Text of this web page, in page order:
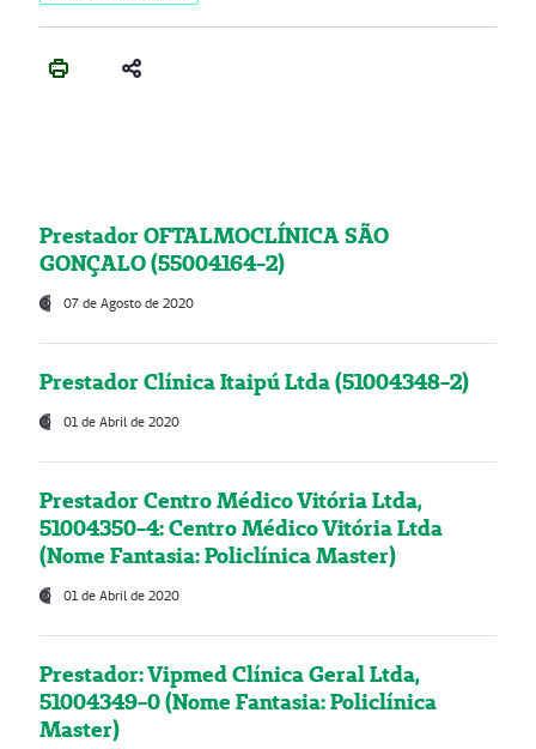
Prestador OFTALMOCLÍNICA SÃO
GONÇALO (55004164-2)
07 de Agosto de 2020
Prestador Clínica Itaipú Ltda (51004348-2)
01 de Abril de 2020
Prestador Centro Médico Vitória Ltda,
51004350-4: Centro Médico Vitória Ltda
(Nome Fantasia: Policlínica Master)
01 de Abril de 2020
Prestador: Vipmed Clínica Geral Ltda,
51004349-0 (Nome Fantasia: Policlínica
Master)